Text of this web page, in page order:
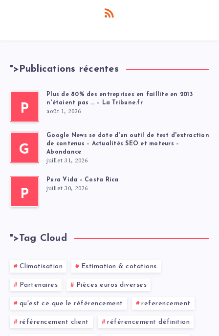
"> Publications récentes
P
Plus de 80% des entreprises en faillite en 2013
n'étaient pas … – La Tribune.fr
août 1, 2026
G
Google News se dote d'un outil de test d'extraction
de contenus – Actualités SEO et moteurs –
Abondance
juillet 31, 2026
P
Pura Vida – Costa Rica
juillet 30, 2026
">Tag Cloud
Climatisation Estimation & cotations
Partenaires Pièces euros diverses
qu'est ce que le référencement referencement
référencement client référencement définition